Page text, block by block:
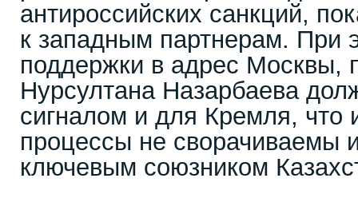
антироссийских санкций,
к западным партнерам. При
поддержки в адрес Москвы,
Нурсултана Назарбаева
сигналом и для Кремля, что
процессы не сворачиваемы
ключевым союзником